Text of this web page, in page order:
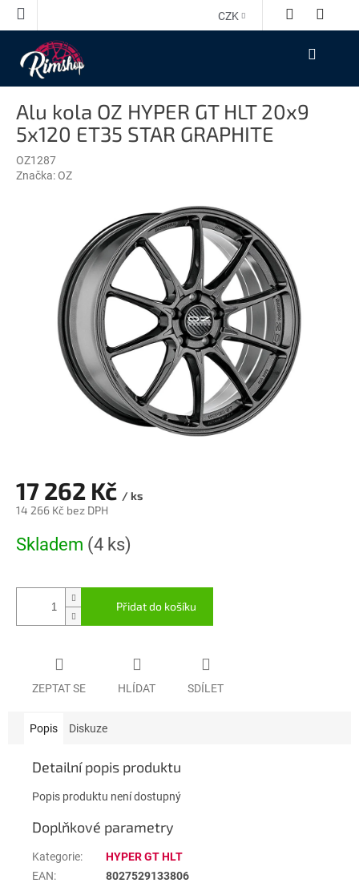
Přejít
CZK
NÁKUPNÍ
Alu kola OZ HYPER GT HLT 20x9
5x120 ET35 STAR GRAPHITE
OZ1287
Značka: OZ
17 262 Kč / ks
14 266 Kč bez DPH
cena:
Skladem (4 ks)
Přidat do košíku
ZEPTAT SE HLÍDAT SDÍLET
Popis Diskuze
Detailní popis produktu
Popis produktu není dostupný
Doplňkové parametry
Kategorie:
HYPER GT HLT
EAN:
8027529133806